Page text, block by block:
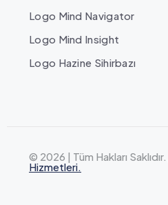
Logo Mind Navigator
Logo Mind Insight
Logo Hazine Sihirbazı
© 2026 | Tüm Hakları Saklıdır.
Hizmetleri.